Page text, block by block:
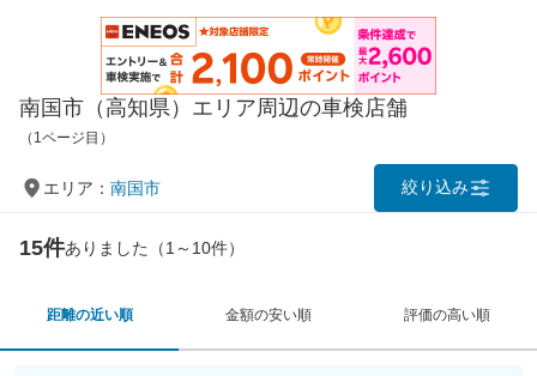
南国市（高知県）エリア周辺の車検店舗
（1ページ目）
エリア： 南国市 絞り込み
15件ありました（1～10件）
距離の近い順 金額の安い順 評価の高い順